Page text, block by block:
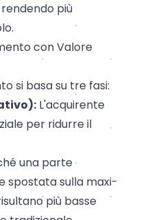
più
con Valore
si basa su tre fasi:
L'acquirente
per ridurre il
una parte
spostata sulla maxi-
più basse